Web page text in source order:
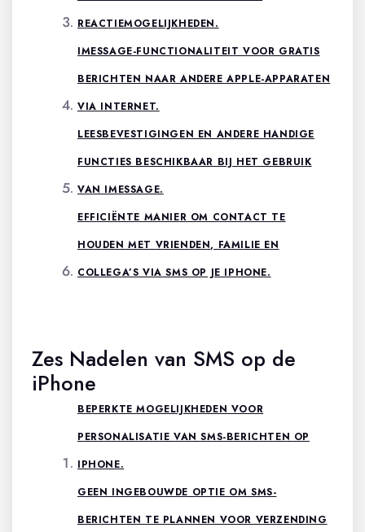
REACTIEMOGELIJKHEDEN.
IMESSAGE-FUNCTIONALITEIT VOOR GRATIS
BERICHTEN NAAR ANDERE APPLE-APPARATEN
VIA INTERNET.
LEESBEVESTIGINGEN EN ANDERE HANDIGE
FUNCTIES BESCHIKBAAR BIJ HET GEBRUIK
VAN IMESSAGE.
EFFICIËNTE MANIER OM CONTACT TE
HOUDEN MET VRIENDEN, FAMILIE EN
COLLEGA’S VIA SMS OP JE IPHONE.
Zes Nadelen van SMS op de
iPhone
BEPERKTE MOGELIJKHEDEN VOOR
PERSONALISATIE VAN SMS-BERICHTEN OP
IPHONE.
GEEN INGEBOUWDE OPTIE OM SMS-
BERICHTEN TE PLANNEN VOOR VERZENDING